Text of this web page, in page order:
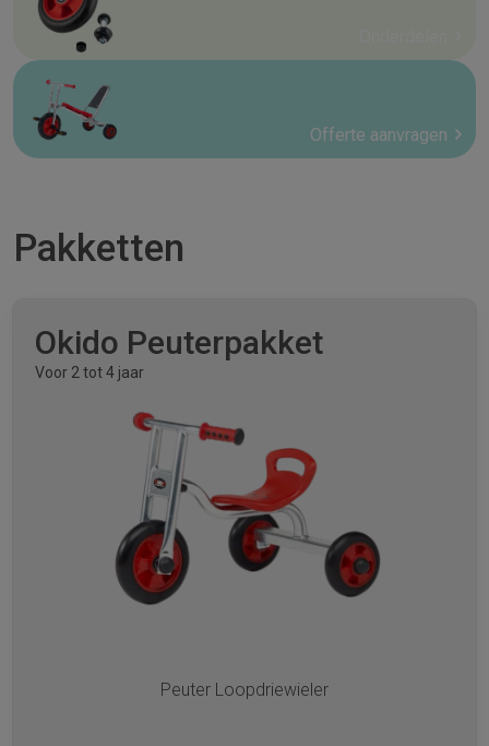
Offerte aanvragen
Pakketten
Okido Peuterpakket
Voor 2 tot 4 jaar
Peuter Loopdriewieler